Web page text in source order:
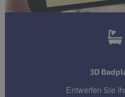
3D
Entwerfen Sie